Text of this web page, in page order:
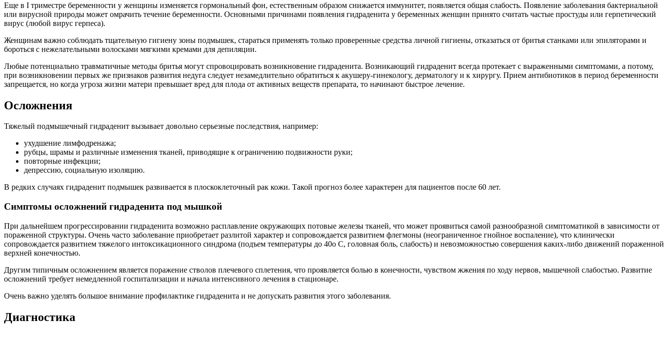
Еще в I триместре беременности у женщины изменяется гормональный фон, естественным образом снижается иммунитет, появляется общая слабость. Появление заболевания бактериальной
или вирусной природы может омрачить течение беременности. Основными причинами появления гидраденита у беременных женщин принято считать частые простуды или герпетический
вирус (любой вирус герпеса).
Женщинам важно соблюдать тщательную гигиену зоны подмышек, стараться применять только проверенные средства личной гигиены, отказаться от бритья станками или эпиляторами и
бороться с нежелательными волосками мягкими кремами для депиляции.
Любые потенциально травматичные методы бритья могут спровоцировать возникновение гидраденита. Возникающий гидраденит всегда протекает с выраженными симптомами, а потому,
при возникновении первых же признаков развития недуга следует незамедлительно обратиться к акушеру-гинекологу, дерматологу и к хирургу. Прием антибиотиков в период беременности
запрещается, но когда угроза жизни матери превышает вред для плода от активных веществ препарата, то начинают быстрое лечение.
Осложнения
Тяжелый подмышечный гидраденит вызывает довольно серьезные последствия, например:
ухудшение лимфодренажа;
рубцы, шрамы и различные изменения тканей, приводящие к ограничению подвижности руки;
повторные инфекции;
депрессию, социальную изоляцию.
В редких случаях гидраденит подмышек развивается в плоскоклеточный рак кожи. Такой прогноз более характерен для пациентов после 60 лет.
Симптомы осложнений гидраденита под мышкой
При дальнейшем прогрессировании гидраденита возможно расплавление окружающих потовые железы тканей, что может проявиться самой разнообразной симптоматикой в зависимости от
пораженной структуры. Очень часто заболевание приобретает разлитой характер и сопровождается развитием флегмоны (неограниченное гнойное воспаление), что клинически
сопровождается развитием тяжелого интоксикационного синдрома (подъем температуры до 40о С, головная боль, слабость) и невозможностью совершения каких-либо движений пораженной
верхней конечностью.
Другим типичным осложнением является поражение стволов плечевого сплетения, что проявляется болью в конечности, чувством жжения по ходу нервов, мышечной слабостью. Развитие
осложнений требует немедленной госпитализации и начала интенсивного лечения в стационаре.
Очень важно уделять большое внимание профилактике гидраденита и не допускать развития этого заболевания.
Диагностика